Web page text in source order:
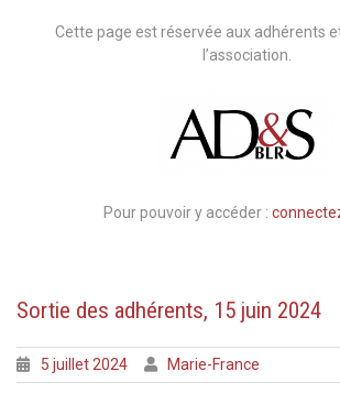
Cette page est réservée aux adhérents
l’association.
Pour pouvoir y accéder :
Sortie des adhérents, 15 juin 2024
5 juillet 2024 Marie-France